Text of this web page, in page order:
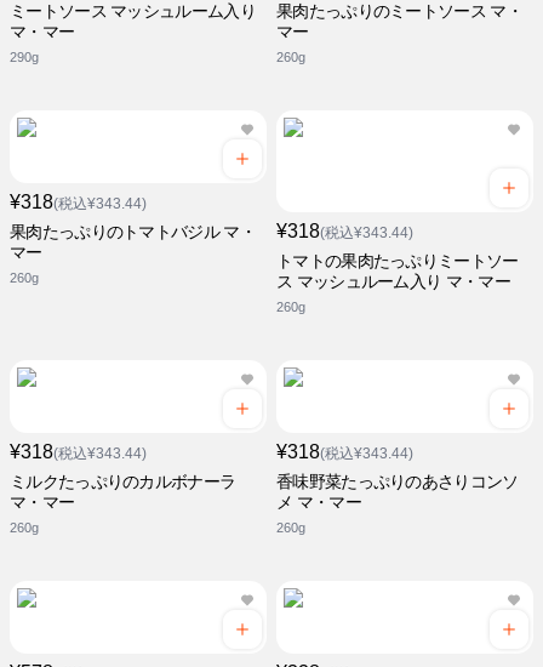
ミートソース マッシュルーム入り
マ・マー
290g
果肉たっぷりのミートソース マ・
マー
260g
¥318(税込¥343.44)
果肉たっぷりのトマトバジル マ・
マー
260g
¥318(税込¥343.44)
トマトの果肉たっぷりミートソー
ス マッシュルーム入り マ・マー
260g
¥318(税込¥343.44)
ミルクたっぷりのカルボナーラ
マ・マー
260g
¥318(税込¥343.44)
香味野菜たっぷりのあさりコンソ
メ マ・マー
260g